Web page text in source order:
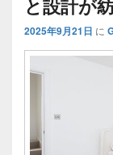
と設計が
2025年9月21日 に